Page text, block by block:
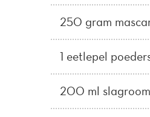
250 gram
1 eetlepel
200 ml slagroom